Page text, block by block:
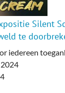
Silent
te
iedereen